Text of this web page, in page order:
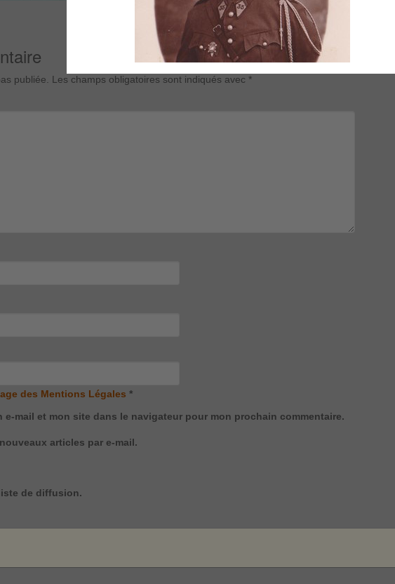
publiée. Les champs obligatoires sont indiqués avec *
des Mentions Légales *
e-mail et mon site dans le navigateur pour mon prochain commentaire.
articles par e-mail.
de diffusion.